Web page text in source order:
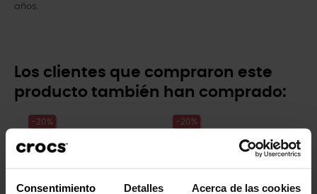
Consentimiento Detalles Acerca de las cookies
años.
Los clientes que compraron este
producto también han comprado:
-20% -20%